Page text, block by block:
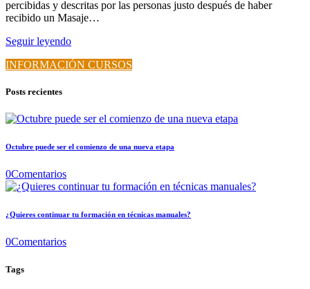
percibidas y descritas por las personas justo después de haber
recibido un Masaje…
Seguir leyendo
INFORMACIÓN CURSOS
Posts recientes
Octubre puede ser el comienzo de una nueva etapa
0Comentarios
¿Quieres continuar tu formación en técnicas manuales?
0Comentarios
Tags